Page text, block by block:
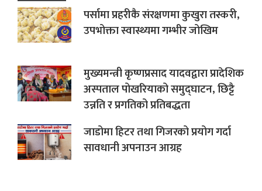
पर्सामा प्रहरीकै संरक्षणमा कुखुरा तस्करी,
उपभोक्ता स्वास्थ्यमा गम्भीर जोखिम
मुख्यमन्त्री कृष्णप्रसाद यादवद्वारा प्रादेशिक
अस्पताल पोखरियाको समुद्घाटन, छिट्टै
उन्नति र प्रगतिको प्रतिबद्धता
जाडोमा हिटर तथा गिजरको प्रयोग गर्दा
सावधानी अपनाउन आग्रह